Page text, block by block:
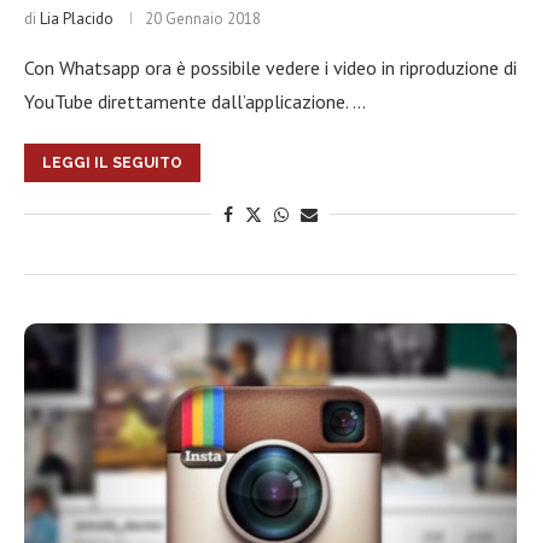
di Lia Placido 20 Gennaio 2018
Con Whatsapp ora è possibile vedere i video in riproduzione di
YouTube direttamente dall’applicazione. …
LEGGI IL SEGUITO